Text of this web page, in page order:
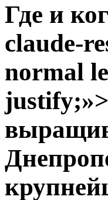
Где и
claude-
normal